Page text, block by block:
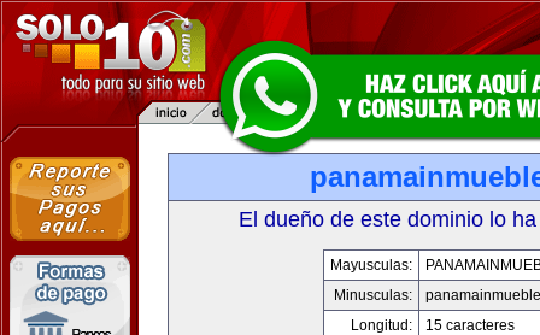
El dueño de este dominio lo
Mayusculas:
Minusculas:
Longitud:
15 caracteres